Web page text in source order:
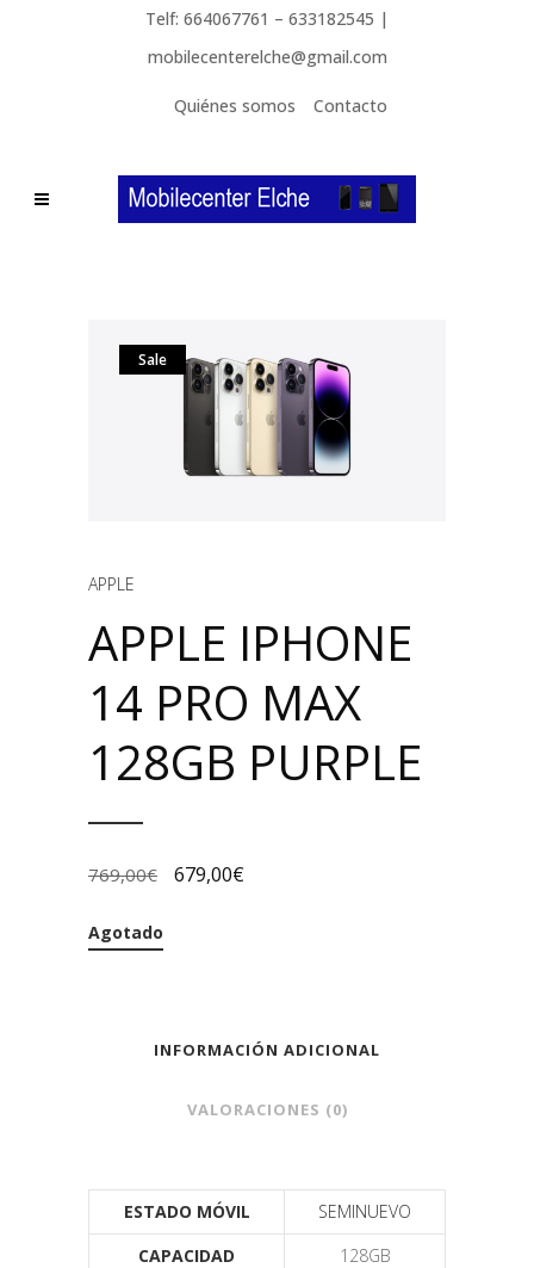
Telf: 664067761 – 633182545 |
mobilecenterelche@gmail.com
Quiénes somos Contacto
Sale
APPLE
APPLE IPHONE
14 PRO MAX
128GB PURPLE
769,00€ 679,00€
Agotado
INFORMACIÓN ADICIONAL
VALORACIONES (0)
ESTADO MÓVIL
SEMINUEVO
CAPACIDAD
128GB